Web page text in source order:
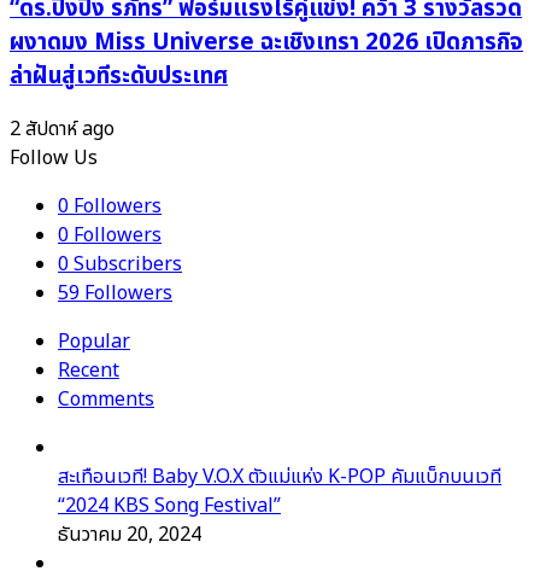
“ดร.ปิ๊งปิ๊ง รภัทร” ฟอร์มแรงไร้คู่แข่ง! คว้า 3 รางวัลรวด
ผงาดมง Miss Universe ฉะเชิงเทรา 2026 เปิดภารกิจ
ล่าฝันสู่เวทีระดับประเทศ
2 สัปดาห์ ago
Follow Us
0Followers
0Followers
0Subscribers
59Followers
Popular
Recent
Comments
สะเทือนเวที! Baby V.O.X ตัวแม่แห่ง K-POP คัมแบ็กบนเวที
“2024 KBS Song Festival”
ธันวาคม 20, 2024